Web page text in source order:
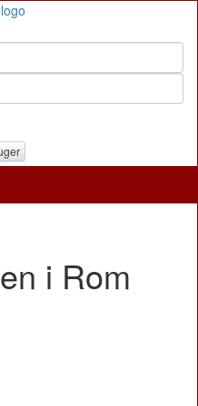
i Rom